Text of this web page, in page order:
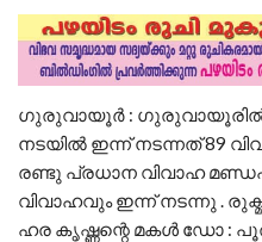
ഗുരുവായൂർ : ഗുരുവായൂരിൽ
നടയിൽ ഇന്ന് നടന്നത് 89
രണ്ടു പ്രധാന വിവാഹ
വിവാഹവും ഇന്ന് നടന്നു .
ഹര കൃഷ്ണന്റെ മകൾ ഡോ :